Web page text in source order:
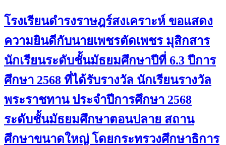
โรงเรียนดำรงราษฎร์สงเคราะห์ ขอแสดง
ความยินดีกับนายเพชรตัดเพชร มุสิกสาร
นักเรียนระดับชั้นมัธยมศึกษาปีที่ 6.3 ปีการ
ศึกษา 2568 ที่ได้รับรางวัล นักเรียนรางวัล
พระราชทาน ประจำปีการศึกษา 2568
ระดับชั้นมัธยมศึกษาตอนปลาย สถาน
ศึกษาขนาดใหญ่ โดยกระทรวงศึกษาธิการ